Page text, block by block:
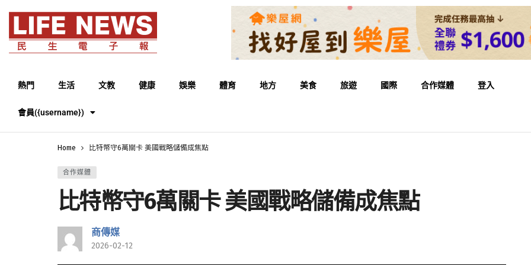
熱門 生活 文教 健康 娛樂 體育 地方 美食 旅遊 國際 合作媒體 登入
會員({username})
Home 比特幣守6萬關卡 美國戰略儲備成焦點
合作媒體
比特幣守6萬關卡 美國戰略儲備成焦點
商傳媒
2026-02-12